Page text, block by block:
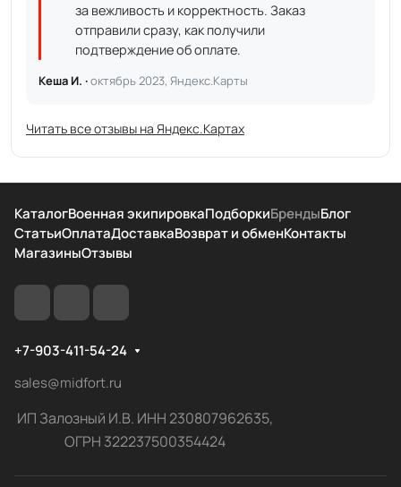
за вежливость и корректность. Заказ
отправили сразу, как получили
подтверждение об оплате.
Кеша И. ·октябрь 2023, Яндекс.Карты
Читать все отзывы на Яндекс.Картах
КаталогВоенная экипировкаПодборкиБрендыБлог
СтатьиОплатаДоставкаВозврат и обменКонтакты
МагазиныОтзывы
+7-903-411-54-24
sales@midfort.ru
ИП Залозный И.В. ИНН 230807962635,
ОГРН 322237500354424